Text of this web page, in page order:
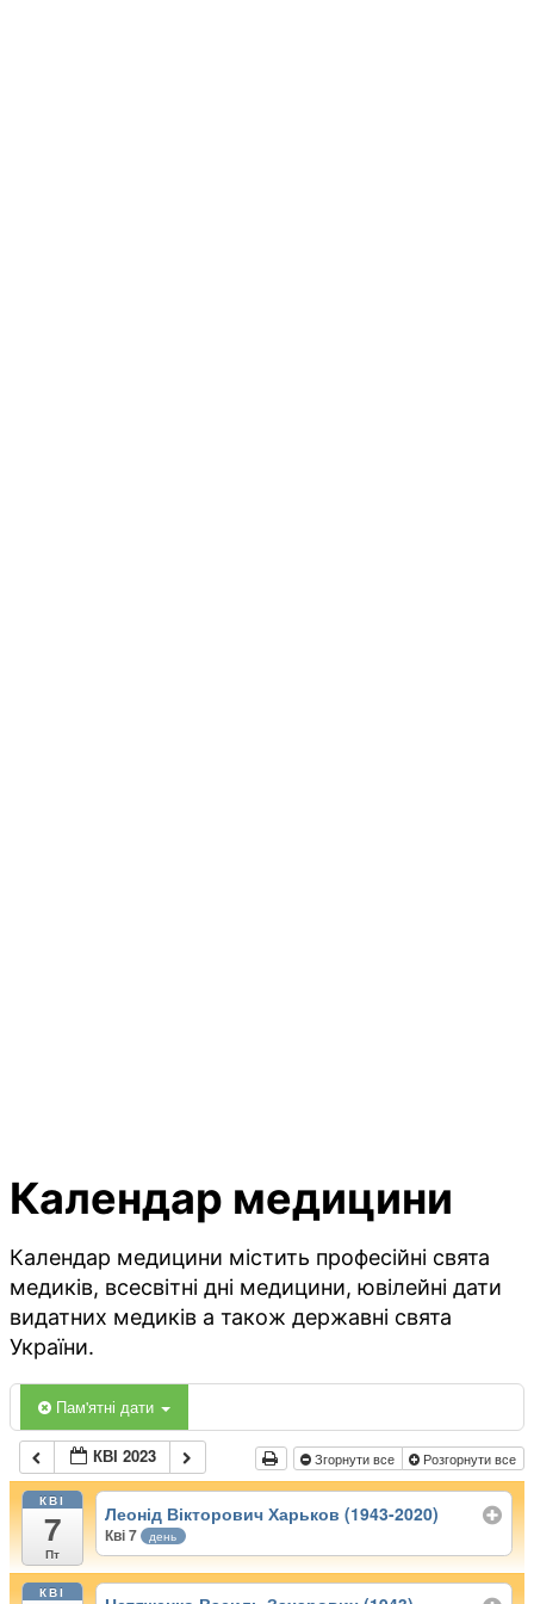
Календар медицини
Календар медицини містить професійні свята
медиків, всесвітні дні медицини, ювілейні дати
видатних медиків а також державні свята
України.
Пам'ятні дати
КВІ 2023 Згорнути все Розгорнути все
КВІ
7
Пт
Леонід Вікторович Харьков (1943-2020)
Кві 7 день
КВІ